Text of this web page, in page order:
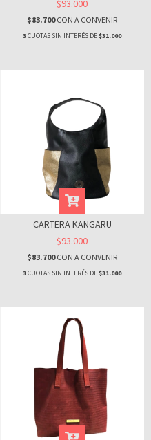
$93.000
$83.700CON A CONVENIR
3CUOTAS SIN INTERÉS DE$31.000
CARTERA KANGARU
$93.000
$83.700CON A CONVENIR
3CUOTAS SIN INTERÉS DE$31.000